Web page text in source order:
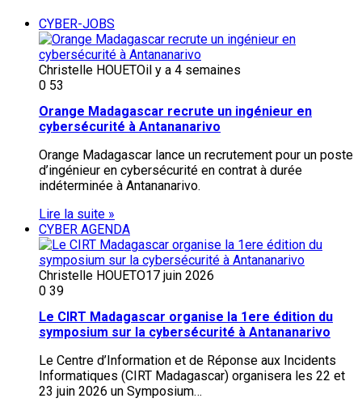
CYBER-JOBS
Christelle HOUETOil y a 4 semaines
0 53
Orange Madagascar recrute un ingénieur en
cybersécurité à Antananarivo
Orange Madagascar lance un recrutement pour un poste
d’ingénieur en cybersécurité en contrat à durée
indéterminée à Antananarivo.
Lire la suite »
CYBER AGENDA
Christelle HOUETO17 juin 2026
0 39
Le CIRT Madagascar organise la 1ere édition du
symposium sur la cybersécurité à Antananarivo
Le Centre d’Information et de Réponse aux Incidents
Informatiques (CIRT Madagascar) organisera les 22 et
23 juin 2026 un Symposium…